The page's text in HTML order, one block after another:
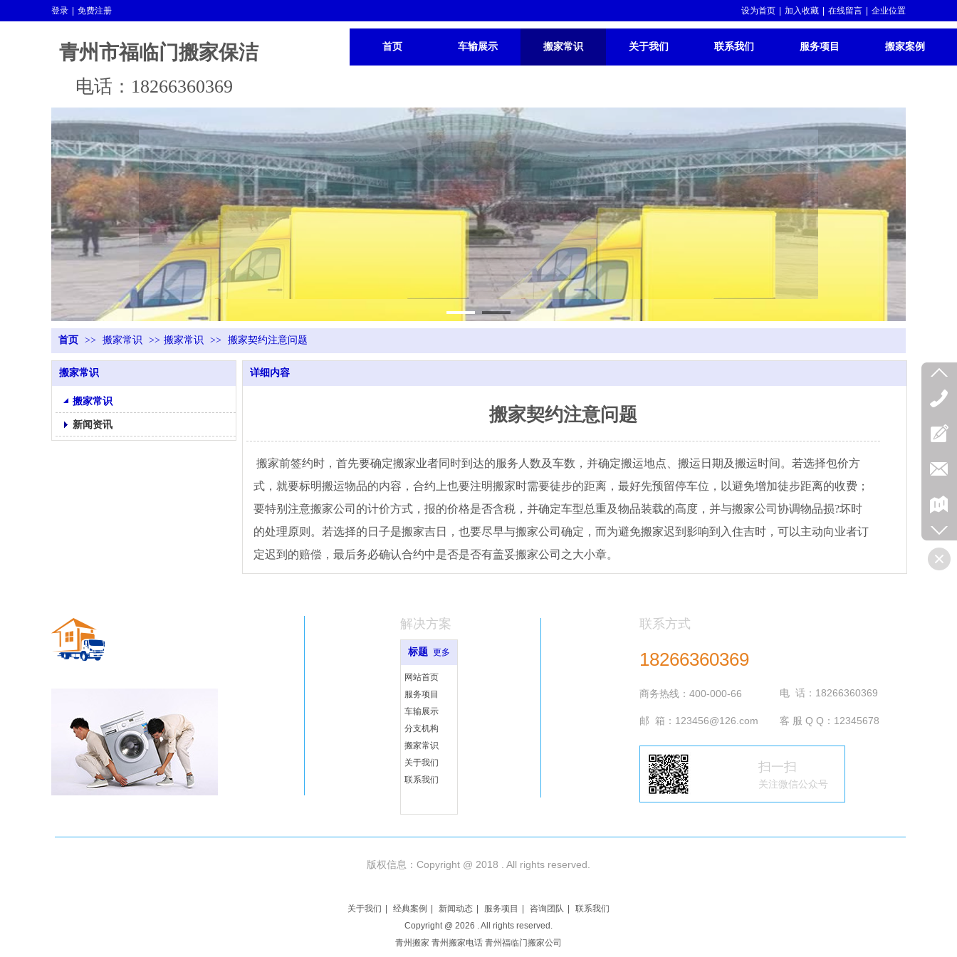
青州市福临门搬家保洁
电话：18266360369
首页 车输展示 搬家常识 关于我们 联系我们 服务项目 搬家案例
登录 免费注册 设为首页 加入收藏 在线留言 企业位置
首页 >> 搬家常识 >> 搬家常识 >> 搬家契约注意问题
搬家常识
搬家常识
新闻资讯
详细内容
搬家契约注意问题
搬家前签约时，首先要确定搬家业者同时到达的服务人数及车数，并确定搬运地点、搬运日期及搬运时间。若选择包价方
式，就要标明搬运物品的内容，合约上也要注明搬家时需要徒步的距离，最好先预留停车位，以避免增加徒步距离的收费；
要特别注意搬家公司的计价方式，报的价格是否含税，并确定车型总重及物品装载的高度，并与搬家公司协调物品损?坏时
的处理原则。若选择的日子是搬家吉日，也要尽早与搬家公司确定，而为避免搬家迟到影响到入住吉时，可以主动向业者订
定迟到的赔偿，最后务必确认合约中是否是否有盖妥搬家公司之大小章。
标题 更多
网站首页
服务项目
车输展示
分支机构
搬家常识
关于我们
联系我们
解决方案 联系方式
18266360369
商务热线：400-000-66 电 话：18266360369
邮 箱：123456@126.com 客 服 Q Q：12345678
扫一扫
关注微信公众号
版权信息：Copyright @ 2018 . All rights reserved.
关于我们 经典案例 新闻动态 服务项目 咨询团队
联系我们
Copyright @ 2026 . All rights reserved.
青州搬家 青州搬家电话 青州福临门搬家公司